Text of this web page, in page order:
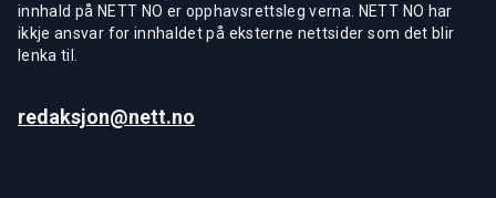
innhald på NETT NO er opphavsrettsleg verna. NETT NO har
ikkje ansvar for innhaldet på eksterne nettsider som det blir
lenka til.
redaksjon@nett.no